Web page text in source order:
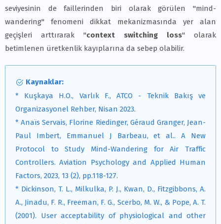
seviyesinin de faillerinden biri olarak görülen "mind-
wandering" fenomeni dikkat mekanizmasında yer alan
geçişleri arttırarak "context switching loss" olarak
betimlenen üretkenlik kayıplarına da sebep olabilir.
Kaynaklar:
* Kuşkaya H.O., Varlık F., ATCO - Teknik Bakış ve
Organizasyonel Rehber, Nisan 2023.
* Anaïs Servais, Florine Riedinger, Géraud Granger, Jean-
Paul Imbert, Emmanuel J Barbeau, et al.. A New
Protocol to Study Mind-Wandering for Air Traffic
Controllers. Aviation Psychology and Applied Human
Factors, 2023, 13 (2), pp.118-127.
* Dickinson, T. L., Milkulka, P. J., Kwan, D., Fitzgibbons, A.
A., Jinadu, F. R., Freeman, F. G., Scerbo, M. W., & Pope, A. T.
(2001). User acceptability of physiological and other